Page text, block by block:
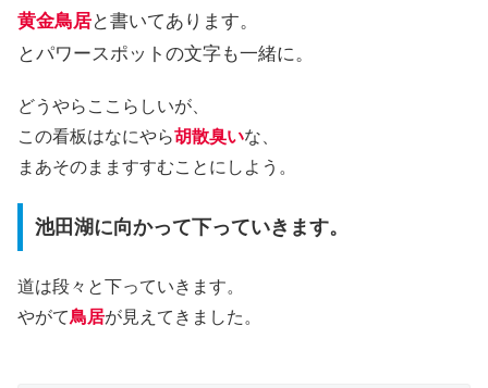
黄金鳥居と書いてあります。
とパワースポットの文字も一緒に。
どうやらここらしいが、
この看板はなにやら胡散臭いな、
まあそのまますすむことにしよう。
池田湖に向かって下っていきます。
道は段々と下っていきます。
やがて鳥居が見えてきました。